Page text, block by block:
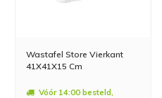
Wastafel Store Vierkant
41X41X15 Cm
Vóór 14:00 besteld,